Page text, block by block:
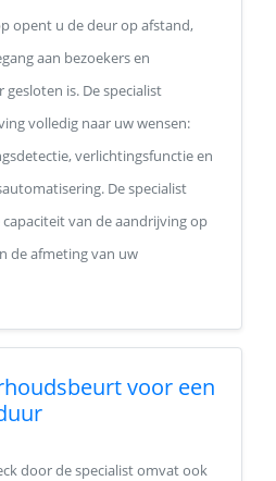
opent u de deur op afstand,
aan bezoekers en
is. De specialist
volledig naar uw wensen:
verlichtingsfunctie en
De specialist
van de aandrijving op
de afmeting van uw
voor een
door de specialist omvat ook